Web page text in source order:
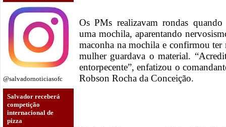
@salvadornoticiasofc
Salvador receberá
competição
internacional de
pizza
Os PMs realizavam rondas
uma mochila, aparentando
maconha na mochila e confirmou
mulher guardava o material.
entorpecente”, enfatizou o
Robson Rocha da Conceição.